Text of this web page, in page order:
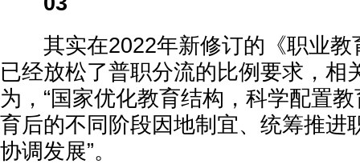
其实在2022年新修订的《职业教
已经放松了普职分流的比例要求，相
为，“国家优化教育结构，科学配置
育后的不同阶段因地制宜、统筹推进
协调发展”。